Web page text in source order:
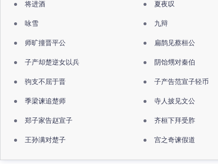
将进酒 夏夜叹
咏雪 九辩
师旷撞晋平公 扁鹊见蔡桓公
子产却楚逆女以兵 阴饴甥对秦伯
驹支不屈于晋 子产告范宣子轻币
季梁谏追楚师 寺人披见文公
郑子家告赵宣子 齐桓下拜受胙
王孙满对楚子 宫之奇谏假道